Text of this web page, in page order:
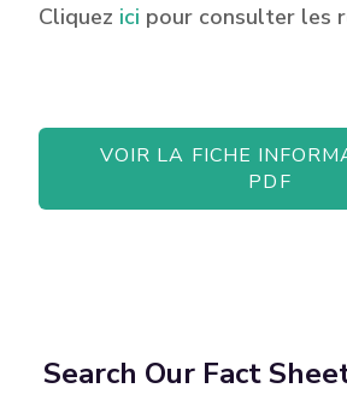
Cliquez ici pour consulter les
VOIR LA FICHE
PDF
Search Our Fact